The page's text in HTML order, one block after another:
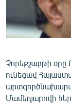
ՄՇԱԿՈՒՅԹ
ՍՊՈՐՏ
ԿՈՐՈՆԱՎԻՐՈՒՍ
ԱՐԽԻՎ
Չորեքշաբթի
ունեցավ
Մամեդյարովի